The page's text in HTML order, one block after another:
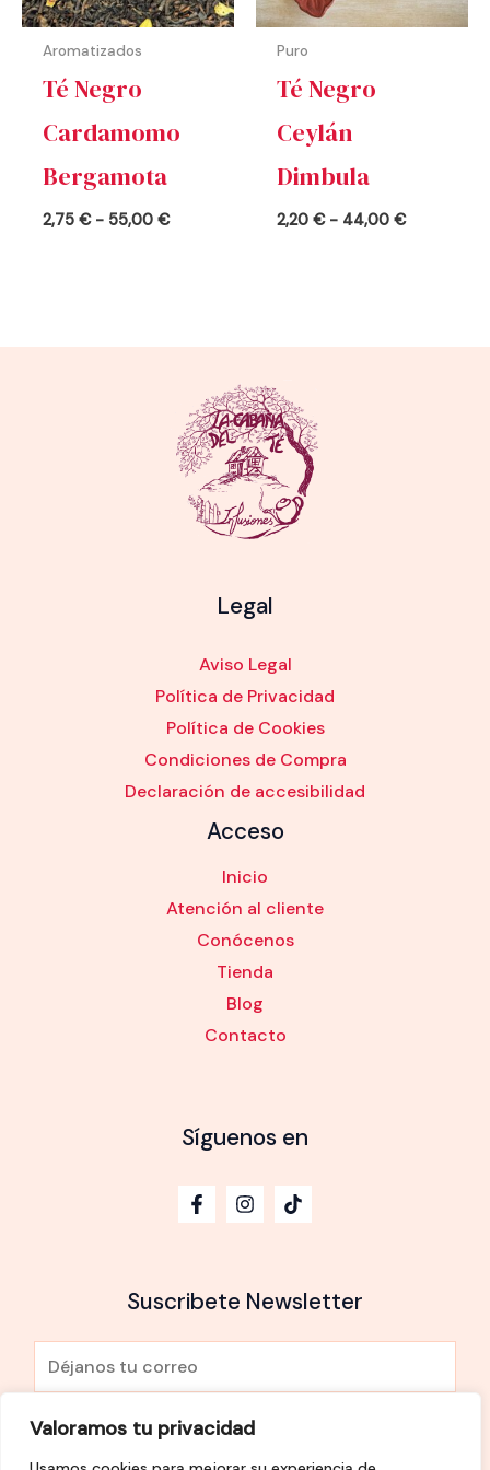
Valoramos tu privacidad
Aromatizados
Té Negro
Cardamomo
Bergamota
2,75€ - 55,00€
Puro
Té Negro
Ceylán
Dimbula
2,20€ - 44,00€
Legal
Aviso Legal
Política de Privacidad
Política de Cookies
Condiciones de Compra
Declaración de accesibilidad
Acceso
Inicio
Atención al cliente
Conócenos
Tienda
Blog
Contacto
Síguenos en
Suscribete Newsletter
m
a
He leído y Acepto lapolítica de privacidad